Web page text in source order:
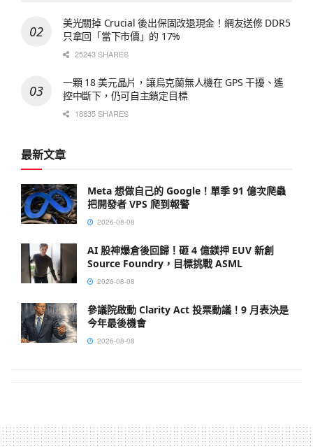
美光關掉 Crucial 後出保固改退現金！網友送修 DDR5
只拿回「當下市價」的 17%
25243 SHARES
一顆 18 美元晶片，讓烏克蘭無人機在 GPS 干擾、遙
控中斷下，仍可自主鎖定目標
18835 SHARES
最新文章
Meta 想做自己的 Google！單季 91 億次爬蟲
把開發者 VPS 爬到報警
2026-08-08
AI 股神爆倉後回歸！砸 4 億鎂押 EUV 新創
Source Foundry，目標挑戰 ASML
2026-08-08
參議院啟動 Clarity Act 投票動議！9 月表決是
今年最後機會
2026-08-08